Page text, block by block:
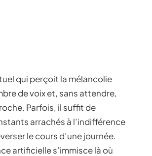
qui perçoit la mélancolie
de voix et, sans attendre,
Parfois, il suffit de
arrachés à l’indifférence
le cours d’une journée.
artificielle s’immisce là où